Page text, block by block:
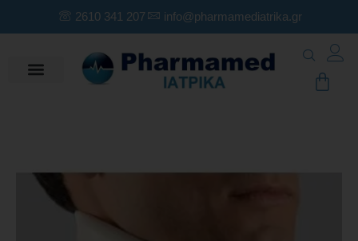
2610 341 207 info@pharmamediatrika.gr